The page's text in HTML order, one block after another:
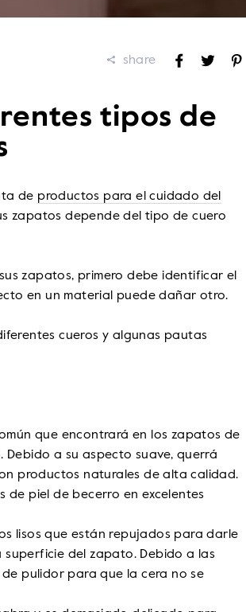
share
Compartir
tipos de
de productos para el cuidado del
zapatos depende del tipo de cuero
zapatos, primero debe identificar el
en un material puede dañar otro.
cueros y algunas pautas
que encontrará en los zapatos de
Debido a su aspecto suave, querrá
productos naturales de alta calidad.
de piel de becerro en excelentes
lisos que están repujados para darle
del zapato. Debido a las
pulidor para que la cera no se